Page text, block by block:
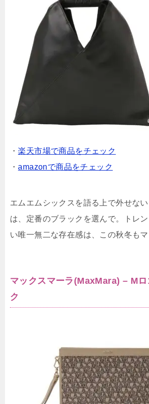
・楽天市場で商品をチェック
・amazonで商品をチェック
エムエムシックスを語る上で外せな
は、定番のブラックを選んで。トレ
い唯一無二な存在感は、この秋冬もマ
マックスマーラ(MaxMara) – M
ク